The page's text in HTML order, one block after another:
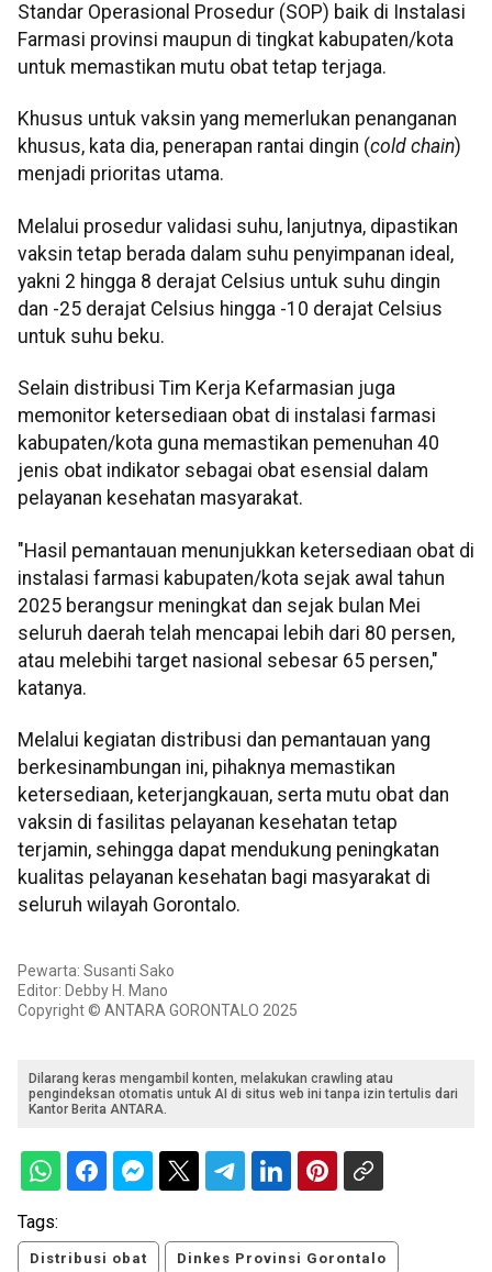
Standar Operasional Prosedur (SOP) baik di Instalasi
Farmasi provinsi maupun di tingkat kabupaten/kota
untuk memastikan mutu obat tetap terjaga.
Khusus untuk vaksin yang memerlukan penanganan
khusus, kata dia, penerapan rantai dingin (cold chain)
menjadi prioritas utama.
Melalui prosedur validasi suhu, lanjutnya, dipastikan
vaksin tetap berada dalam suhu penyimpanan ideal,
yakni 2 hingga 8 derajat Celsius untuk suhu dingin
dan -25 derajat Celsius hingga -10 derajat Celsius
untuk suhu beku.
Selain distribusi Tim Kerja Kefarmasian juga
memonitor ketersediaan obat di instalasi farmasi
kabupaten/kota guna memastikan pemenuhan 40
jenis obat indikator sebagai obat esensial dalam
pelayanan kesehatan masyarakat.
"Hasil pemantauan menunjukkan ketersediaan obat di
instalasi farmasi kabupaten/kota sejak awal tahun
2025 berangsur meningkat dan sejak bulan Mei
seluruh daerah telah mencapai lebih dari 80 persen,
atau melebihi target nasional sebesar 65 persen,"
katanya.
Melalui kegiatan distribusi dan pemantauan yang
berkesinambungan ini, pihaknya memastikan
ketersediaan, keterjangkauan, serta mutu obat dan
vaksin di fasilitas pelayanan kesehatan tetap
terjamin, sehingga dapat mendukung peningkatan
kualitas pelayanan kesehatan bagi masyarakat di
seluruh wilayah Gorontalo.
Pewarta: Susanti Sako
Editor: Debby H. Mano
Copyright © ANTARA GORONTALO 2025
Dilarang keras mengambil konten, melakukan crawling atau
pengindeksan otomatis untuk AI di situs web ini tanpa izin tertulis dari
Kantor Berita ANTARA.
Tags:
Distribusi obat Dinkes Provinsi Gorontalo